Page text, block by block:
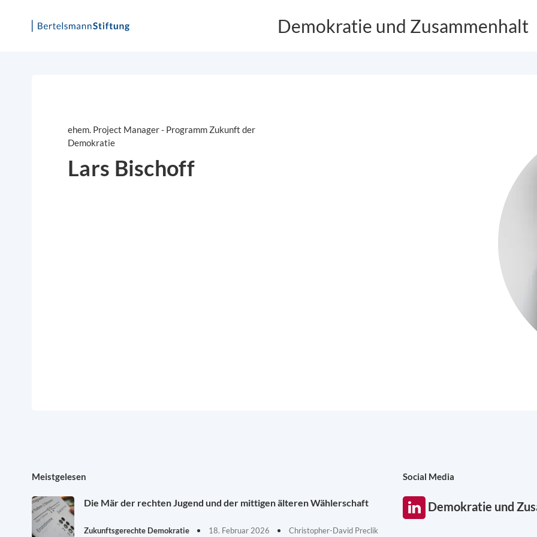
Demokratie und Zusammenhalt
ehem. Project Manager - Programm Zukunft der
Demokratie
Lars Bischoff
Meistgelesen
Die Mär der rechten Jugend und der mittigen älteren Wählerschaft
Zukunftsgerechte Demokratie 18. Februar 2026 Christopher-David Preclik
Social Media
Demokratie und